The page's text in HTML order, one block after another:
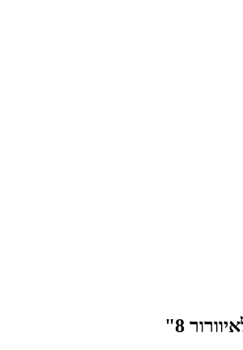
8"